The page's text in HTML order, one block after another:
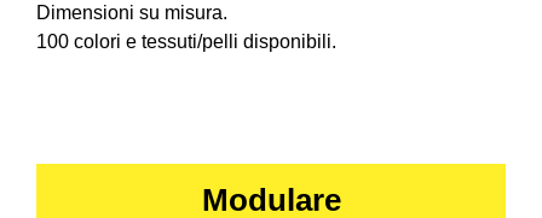
Dimensioni su misura.
100 colori e tessuti/pelli disponibili.
Modulare